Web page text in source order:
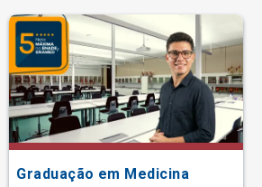
Graduação em Medicina